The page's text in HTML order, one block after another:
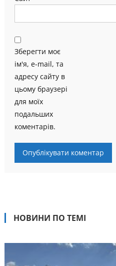
Зберегти моє
ім'я, e-mail, та
адресу сайту в
цьому браузері
для моїх
подальших
коментарів.
НОВИНИ ПО ТЕМІ